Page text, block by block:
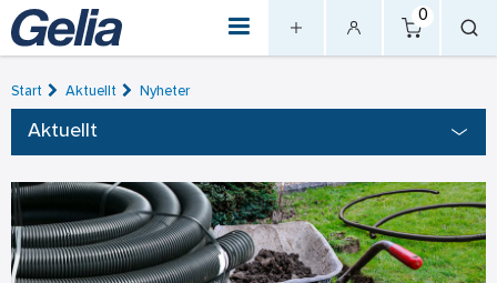
0
Start Aktuellt Nyheter
Aktuellt